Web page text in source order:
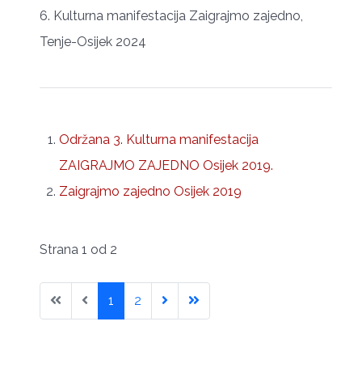
6. Kulturna manifestacija Zaigrajmo zajedno,
Tenje-Osijek 2024
Održana 3. Kulturna manifestacija
ZAIGRAJMO ZAJEDNO Osijek 2019.
Zaigrajmo zajedno Osijek 2019
Strana 1 od 2
1 2